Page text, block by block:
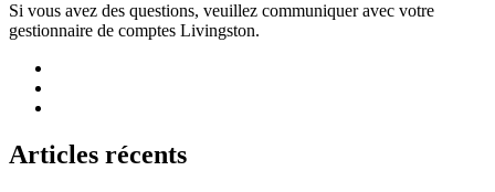
Si vous avez des questions, veuillez communiquer avec votre
gestionnaire de comptes Livingston.
Articles récents